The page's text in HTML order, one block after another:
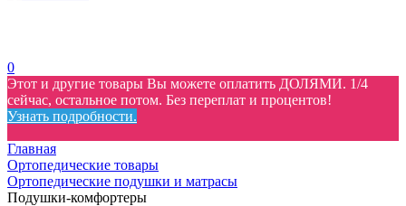
0
Этот и другие товары Вы можете оплатить ДОЛЯМИ. 1/4
сейчас, остальное потом. Без переплат и процентов!
Узнать подробности.
Главная
Ортопедические товары
Ортопедические подушки и матрасы
Подушки-комфортеры